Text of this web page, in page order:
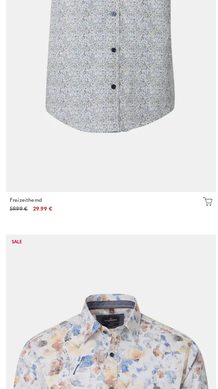
Freizeithemd
59.99 €
29.99 €
SALE